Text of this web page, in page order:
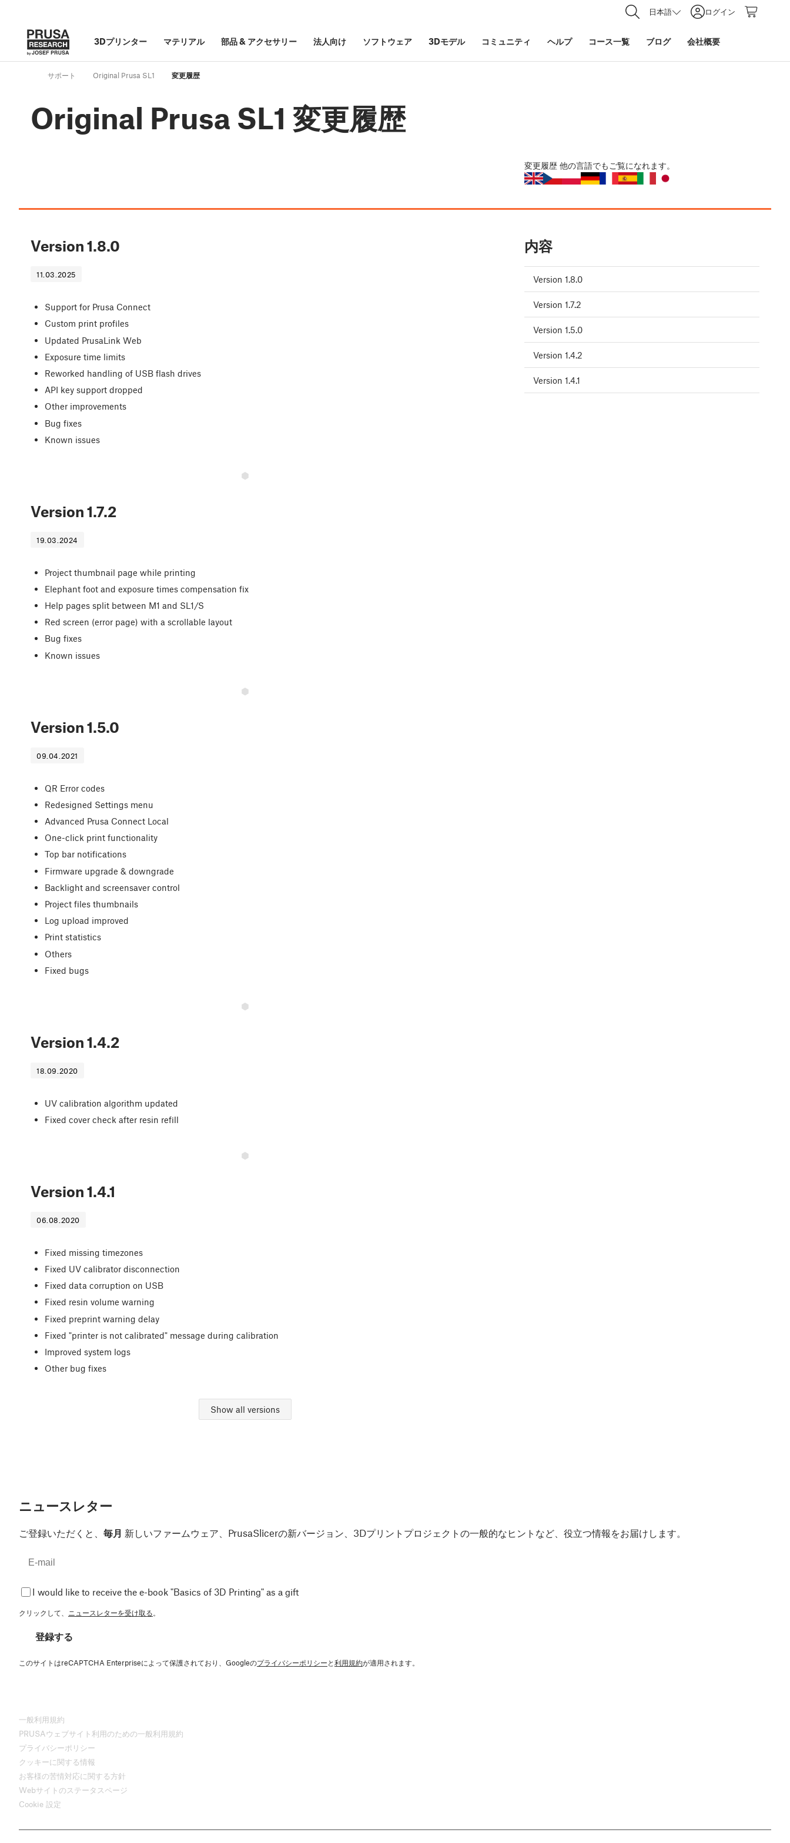
日本語 ログイン
3Dプリンター マテリアル 部品& アクセサリー 法人向け ソフトウェア 3Dモデル コミュニティ ヘルプ コース一覧 ブログ 会社概要
サポート Original Prusa SL1 変更履歴
Original Prusa SL1 変更履歴
変更履歴 他の言語でもご覧になれます。
Version 1.8.0
11.03.2025
Support for Prusa Connect
Custom print profiles
Updated PrusaLink Web
Exposure time limits
Reworked handling of USB flash drives
API key support dropped
Other improvements
Bug fixes
Known issues
Version 1.7.2
19.03.2024
Project thumbnail page while printing
Elephant foot and exposure times compensation fix
Help pages split between M1 and SL1/S
Red screen (error page) with a scrollable layout
Bug fixes
Known issues
Version 1.5.0
09.04.2021
QR Error codes
Redesigned Settings menu
Advanced Prusa Connect Local
One-click print functionality
Top bar notifications
Firmware upgrade & downgrade
Backlight and screensaver control
Project files thumbnails
Log upload improved
Print statistics
Others
Fixed bugs
Version 1.4.2
18.09.2020
UV calibration algorithm updated
Fixed cover check after resin refill
Version 1.4.1
06.08.2020
Fixed missing timezones
Fixed UV calibrator disconnection
Fixed data corruption on USB
Fixed resin volume warning
Fixed preprint warning delay
Fixed "printer is not calibrated" message during calibration
Improved system logs
Other bug fixes
Show all versions
内容
Version 1.8.0
Version 1.7.2
Version 1.5.0
Version 1.4.2
Version 1.4.1
ニュースレター
ご登録いただくと、 毎月 新しいファームウェア、PrusaSlicerの新バージョン、3Dプリントプロジェクトの一般的なヒントなど、役立つ情報をお届けします。
I would like to receive the e-book "Basics of 3D Printing" as a gift
クリックして、 ニュースレターを受け取る。
登録する
このサイトはreCAPTCHA Enterpriseによって保護されており、Googleのプライバシーポリシーと利用規約が適用されます。
一般利用規約
PRUSAウェブサイト利用のための一般利用規約
プライバシーポリシー
クッキーに関する情報
お客様の苦情対応に関する方針
Webサイトのステータスページ
Cookie 設定